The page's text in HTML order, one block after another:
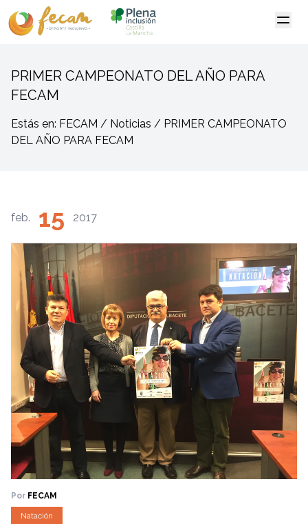
PRIMER CAMPEONATO DEL AÑO PARA
FECAM
Estás en: FECAM / Noticias / PRIMER CAMPEONATO
DEL AÑO PARA FECAM
feb. 15 2017
Por FECAM
Natación